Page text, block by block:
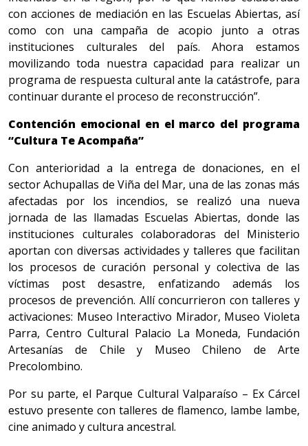
con acciones de mediación en las Escuelas Abiertas, así
como con una campaña de acopio junto a otras
instituciones culturales del país. Ahora estamos
movilizando toda nuestra capacidad para realizar un
programa de respuesta cultural ante la catástrofe, para
continuar durante el proceso de reconstrucción”.
Contención emocional en el marco del programa
“Cultura Te Acompaña”
Con anterioridad a la entrega de donaciones, en el
sector Achupallas de Viña del Mar, una de las zonas más
afectadas por los incendios, se realizó una nueva
jornada de las llamadas Escuelas Abiertas, donde las
instituciones culturales colaboradoras del Ministerio
aportan con diversas actividades y talleres que facilitan
los procesos de curación personal y colectiva de las
víctimas post desastre, enfatizando además los
procesos de prevención. Allí concurrieron con talleres y
activaciones: Museo Interactivo Mirador, Museo Violeta
Parra, Centro Cultural Palacio La Moneda, Fundación
Artesanías de Chile y Museo Chileno de Arte
Precolombino.
Por su parte, el Parque Cultural Valparaíso – Ex Cárcel
estuvo presente con talleres de flamenco, lambe lambe,
cine animado y cultura ancestral.